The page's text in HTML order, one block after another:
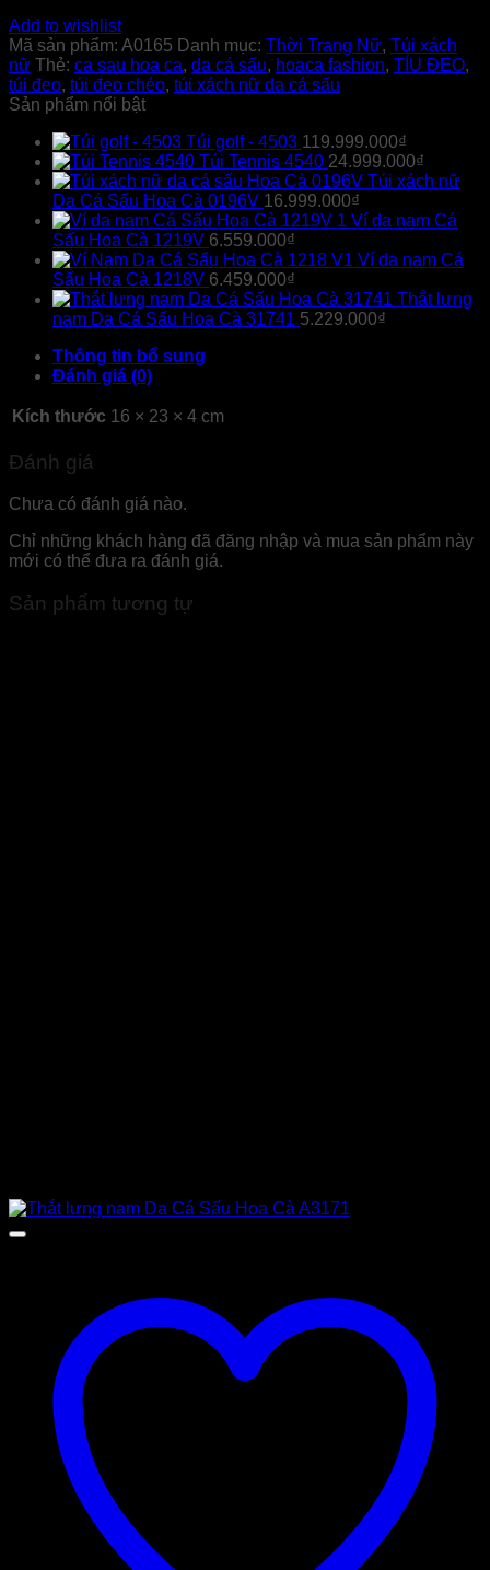
Add to wishlist
Mã sản phẩm: A0165 Danh mục: Thời Trang Nữ, Túi xách
nữ Thẻ: ca sau hoa ca, da cá sấu, hoaca fashion, TÍU ĐEO,
túi đeo, túi đeo chéo, túi xách nữ da cá sấu
Sản phẩm nổi bật
Túi golf - 4503 119.999.000₫
Túi Tennis 4540 24.999.000₫
Túi xách nữ
Da Cá Sấu Hoa Cà 0196V 16.999.000₫
Ví da nam Cá
Sấu Hoa Cà 1219V 6.559.000₫
Ví da nam Cá
Sấu Hoa Cà 1218V 6.459.000₫
Thắt lưng
nam Da Cá Sấu Hoa Cà 31741 5.229.000₫
Thông tin bổ sung
Đánh giá (0)
Kích thước 16 × 23 × 4 cm
Đánh giá
Chưa có đánh giá nào.
Chỉ những khách hàng đã đăng nhập và mua sản phẩm này
mới có thể đưa ra đánh giá.
Sản phẩm tương tự